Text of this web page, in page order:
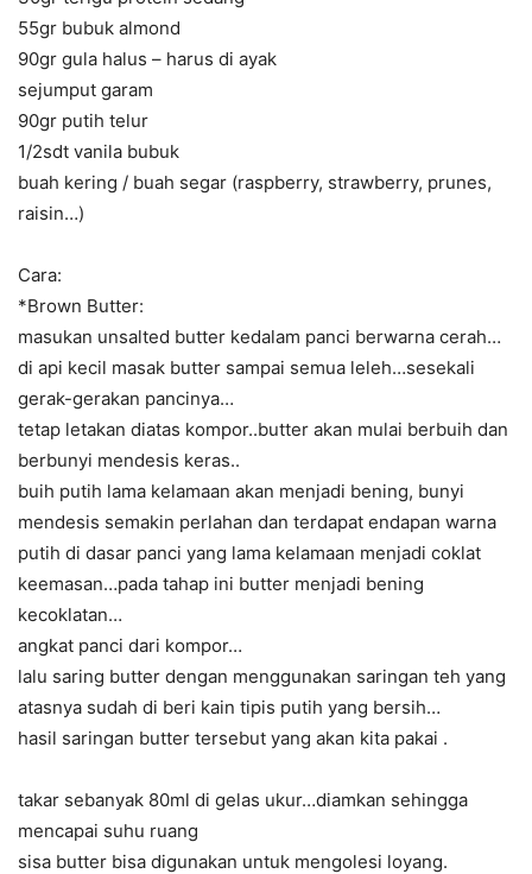
55gr bubuk almond
90gr gula halus – harus di ayak
sejumput garam
90gr putih telur
1/2sdt vanila bubuk
buah kering / buah segar (raspberry, strawberry, prunes,
raisin…)
Cara:
*Brown Butter:
masukan unsalted butter kedalam panci berwarna cerah…
di api kecil masak butter sampai semua leleh…sesekali
gerak-gerakan pancinya…
tetap letakan diatas kompor..butter akan mulai berbuih dan
berbunyi mendesis keras..
buih putih lama kelamaan akan menjadi bening, bunyi
mendesis semakin perlahan dan terdapat endapan warna
putih di dasar panci yang lama kelamaan menjadi coklat
keemasan…pada tahap ini butter menjadi bening
kecoklatan…
angkat panci dari kompor…
lalu saring butter dengan menggunakan saringan teh yang
atasnya sudah di beri kain tipis putih yang bersih…
hasil saringan butter tersebut yang akan kita pakai .
takar sebanyak 80ml di gelas ukur…diamkan sehingga
mencapai suhu ruang
sisa butter bisa digunakan untuk mengolesi loyang.